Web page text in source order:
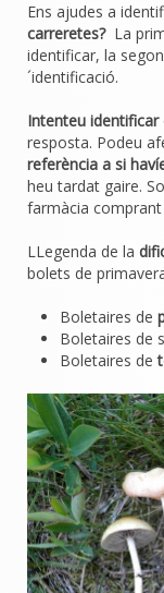
Ens ajudes a
carreretes?La
identificar, la
´identificació.
Intenteu identificar
resposta. Podeu
referència a si
heu tardat gaire.
farmàcia
LLegenda de la
bolets de
Boletaires de
Boletaires de
Boletaires de